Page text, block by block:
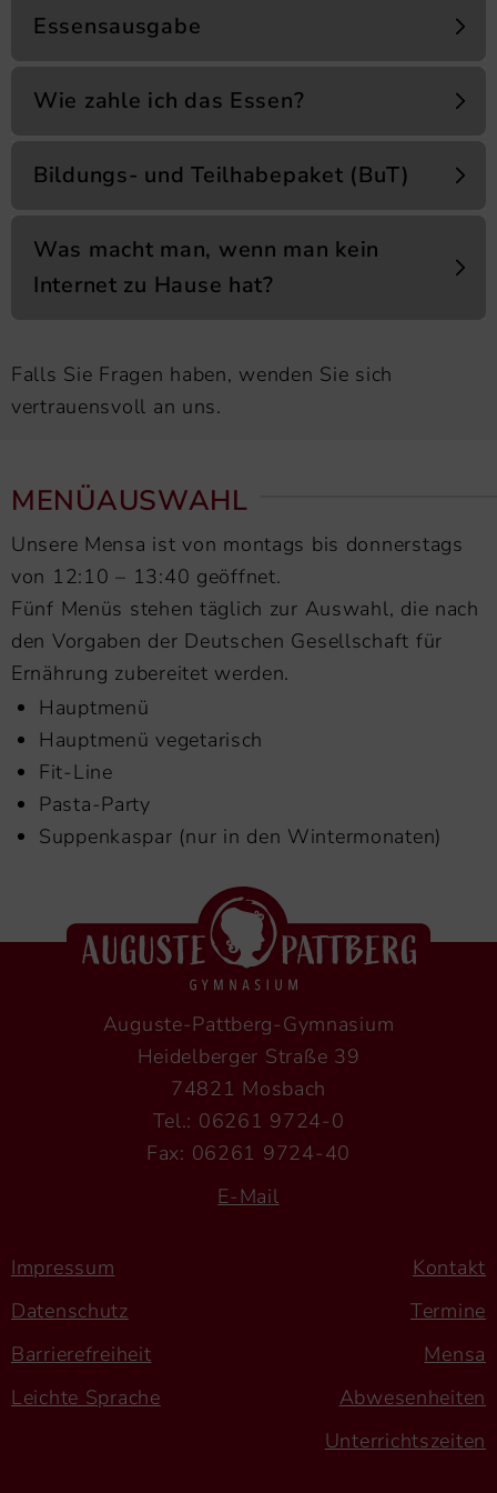
Essensausgabe
Wie zahle ich das Essen?
Bildungs- und Teilhabepaket (BuT)
Was macht man, wenn man kein
Internet zu Hause hat?
Falls Sie Fragen haben, wenden Sie sich
vertrauensvoll an uns.
MENÜAUSWAHL
Unsere Mensa ist von montags bis donnerstags
von 12:10 – 13:40 geöffnet.
Fünf Menüs stehen täglich zur Auswahl, die nach
den Vorgaben der Deutschen Gesellschaft für
Ernährung zubereitet werden.
Hauptmenü
Hauptmenü vegetarisch
Fit-Line
Pasta-Party
Suppenkaspar (nur in den Wintermonaten)
Auguste-Pattberg-Gymnasium
Heidelberger Straße 39
74821 Mosbach
Tel.: 06261 9724-0
Fax: 06261 9724-40
E-Mail
Impressum
Datenschutz
Barrierefreiheit
Leichte Sprache
Kontakt
Termine
Mensa
Abwesenheiten
Unterrichtszeiten